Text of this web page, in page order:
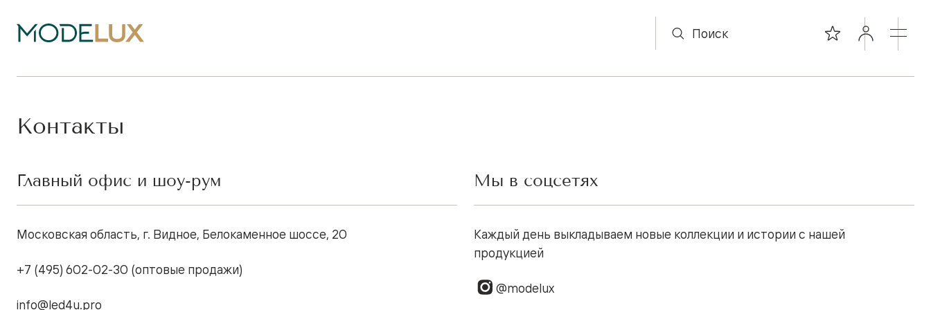
Контакты
Главный офис и шоу-рум
Московская область, г. Видное, Белокаменное шоссе, 20
+7 (495) 602-02-30 (оптовые продажи)
info@led4u.pro
Мы в соцсетях
Каждый день выкладываем новые коллекции и истории с нашей
продукцией
@modelux